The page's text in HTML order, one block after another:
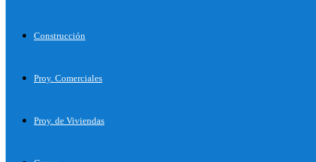
Construcción
Proy. Comerciales
Proy. de Viviendas